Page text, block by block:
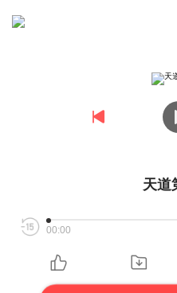
天道
00:00